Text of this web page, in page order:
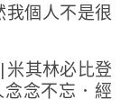
個人不是很